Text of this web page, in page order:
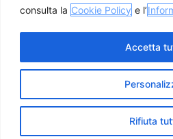
consulta la Cookie Policy e l’
Rifiuta
Accetta
Link utili
© 2026 Comune di Salerno
Privacy Policy